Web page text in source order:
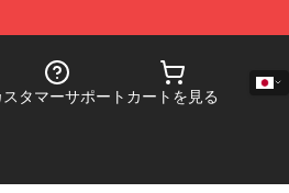
スタマーサポート カートを見る